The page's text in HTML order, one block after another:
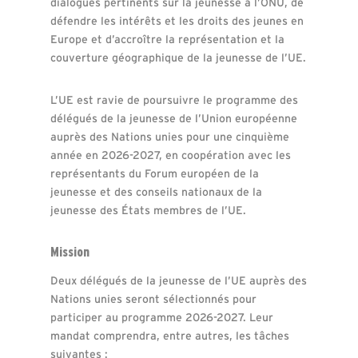
défendre les intérêts et les droits des jeunes en
Europe et d’accroître la représentation et la
couverture géographique de la jeunesse de l’UE.
L’UE est ravie de poursuivre le programme des
délégués de la jeunesse de l’Union européenne
auprès des Nations unies pour une cinquième
année en 2026-2027, en coopération avec les
représentants du Forum européen de la
jeunesse et des conseils nationaux de la
jeunesse des États membres de l’UE.
Mission
Deux délégués de la jeunesse de l’UE auprès des
Nations unies seront sélectionnés pour
participer au programme 2026-2027. Leur
mandat comprendra, entre autres, les tâches
suivantes :